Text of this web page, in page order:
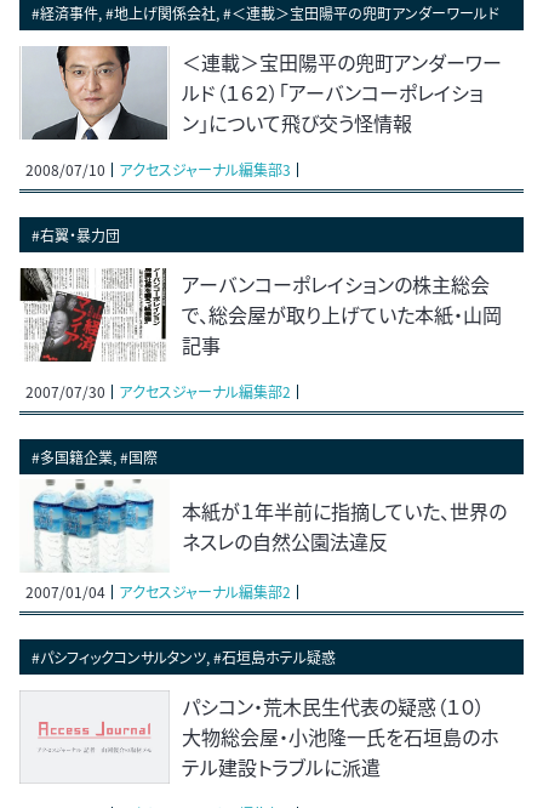
#経済事件, #地上げ関係会社, #＜連載＞宝田陽平の兜町アンダーワールド
＜連載＞宝田陽平の兜町アンダーワー
ルド（１６２）「アーバンコーポレイショ
ン」について飛び交う怪情報
2008/07/10 アクセスジャーナル編集部3
#右翼・暴力団
アーバンコーポレイションの株主総会
で、総会屋が取り上げていた本紙・山岡
記事
2007/07/30 アクセスジャーナル編集部2
#多国籍企業, #国際
本紙が１年半前に指摘していた、世界の
ネスレの自然公園法違反
2007/01/04 アクセスジャーナル編集部2
#パシフィックコンサルタンツ, #石垣島ホテル疑惑
パシコン・荒木民生代表の疑惑（１０）
大物総会屋・小池隆一氏を石垣島のホ
テル建設トラブルに派遣